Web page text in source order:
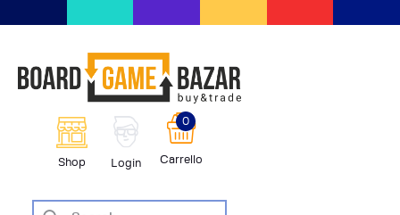
Shop Login Carrello
0
giochi da tavolo
BoardGameBazar
HOME
SHOP